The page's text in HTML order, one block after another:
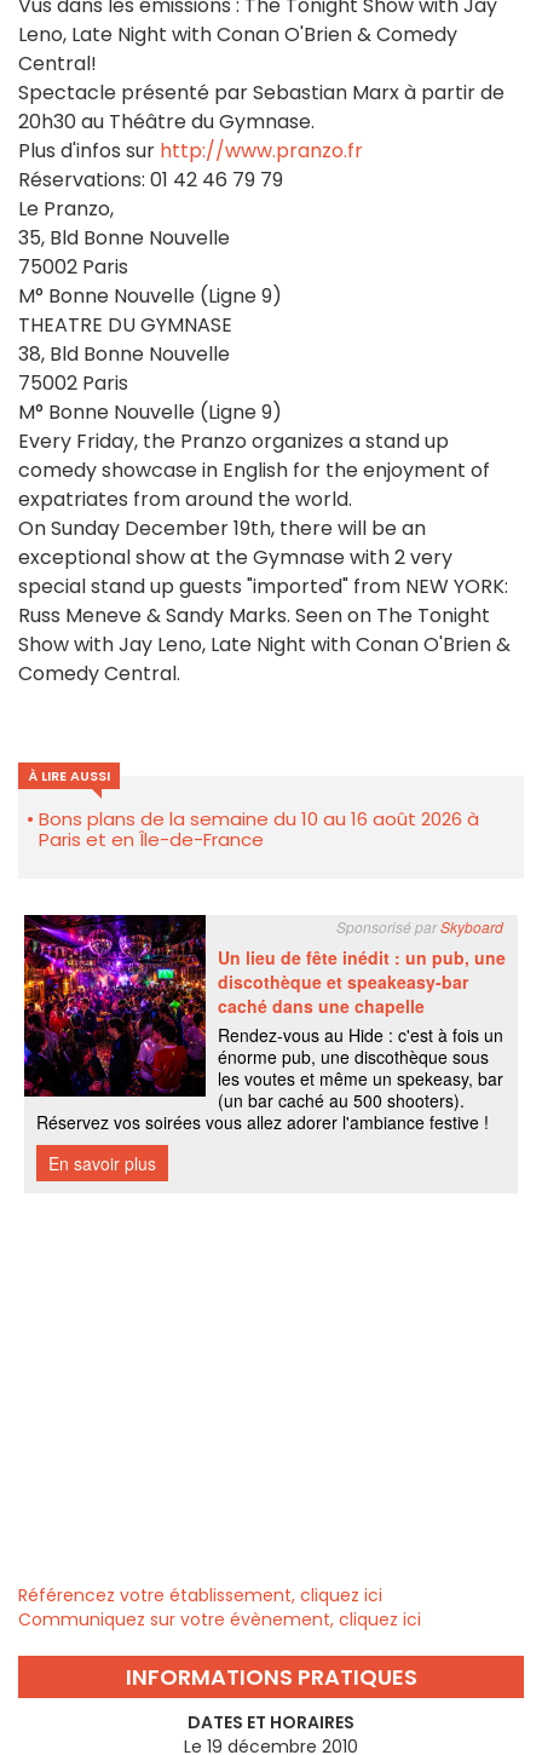
Vus dans les émissions : The Tonight Show with Jay
Leno, Late Night with Conan O'Brien & Comedy
Central!
Spectacle présenté par Sebastian Marx à partir de
20h30 au Théâtre du Gymnase.
Plus d'infos sur http://www.pranzo.fr
Réservations: 01 42 46 79 79
Le Pranzo,
35, Bld Bonne Nouvelle
75002 Paris
M° Bonne Nouvelle (Ligne 9)
THEATRE DU GYMNASE
38, Bld Bonne Nouvelle
75002 Paris
M° Bonne Nouvelle (Ligne 9)
Every Friday, the Pranzo organizes a stand up
comedy showcase in English for the enjoyment of
expatriates from around the world.
On Sunday December 19th, there will be an
exceptional show at the Gymnase with 2 very
special stand up guests "imported" from NEW YORK:
Russ Meneve & Sandy Marks. Seen on The Tonight
Show with Jay Leno, Late Night with Conan O'Brien &
Comedy Central.
À LIRE AUSSI
Bons plans de la semaine du 10 au 16 août 2026 à
Paris et en Île-de-France
Référencez votre établissement, cliquez ici
Communiquez sur votre évènement, cliquez ici
INFORMATIONS PRATIQUES
DATES ET HORAIRES
Le 19 décembre 2010